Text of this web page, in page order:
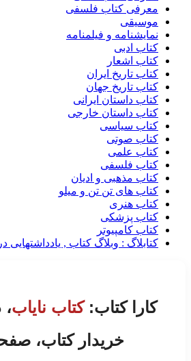
معرفی کتاب فلسفی
موسیقی
نمایشنامه و فیلمنامه
کتاب ادبی
کتاب اشعار
کتاب تاریخ ایران
کتاب تاریخ جهان
کتاب داستان ایرانی
کتاب داستان خارجی
کتاب سیاسی
کتاب صوتی
کتاب علمی
کتاب فلسفی
کتاب مذهبی و ادیان
کتاب های تن تن و میلو
کتاب هنری
کتاب پزشکی
کتاب کامپیوتر
کتابلاگ : وبلاگ کتاب , یادداشتهایی
کارا کتاب:کتاب نایاب،
خریدار کتاب،